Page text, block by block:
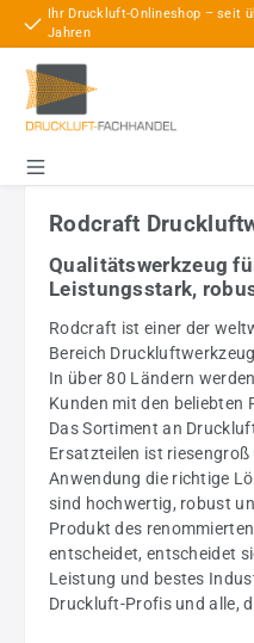
Zum Hauptinhalt springen
Ihr Druckluft-Onlineshop – seit
Jahren
Rodcraft
Qualitätswerkzeug
Leistungsstark,
Rodcraft ist einer der
Bereich
In über 80 Ländern
Kunden mit den beliebten
Das Sortiment an
Ersatzteilen ist
Anwendung die richtige
sind hochwertig, robust
Produkt des
entscheidet, entscheidet
Leistung und bestes
Druckluft-Profis und alle,